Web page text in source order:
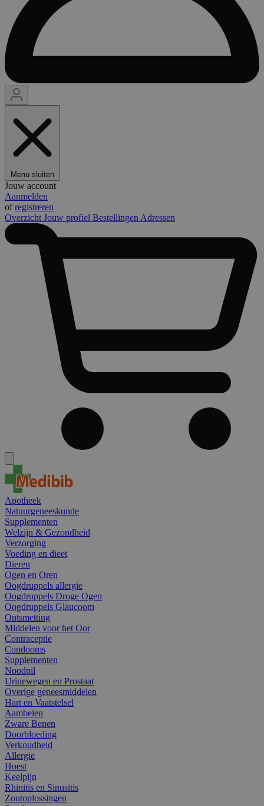
Menu sluiten
Jouw account
Aanmelden
ofregistreren
Overzicht Jouw profiel Bestellingen Adressen
Apotheek
Natuurgeneeskunde
Supplementen
Welzijn & Gezondheid
Verzorging
Voeding en dieet
Dieren
Ogen en Oren
Oogdruppels allergie
Oogdruppels Droge Ogen
Oogdruppels Glaucoom
Ontsmetting
Middelen voor het Oor
Contraceptie
Condooms
Supplementen
Noodpil
Urinewegen en Prostaat
Overige geneesmiddelen
Hart en Vaatstelsel
Aambeien
Zware Benen
Doorbloeding
Verkoudheid
Allergie
Hoest
Keelpijn
Rhinitis en Sinusitis
Zoutoplossingen